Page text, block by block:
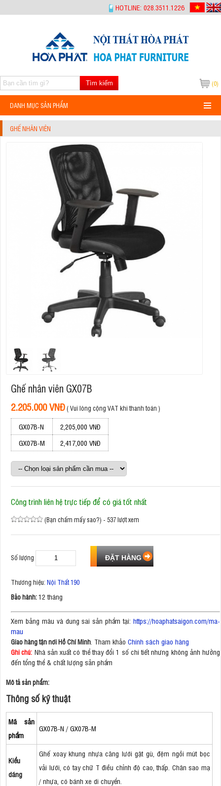
HOTLINE: 028.3511.1226
(0)
Tìm kiếm
DANH MỤC SẢN PHẨM
GHẾ NHÂN VIÊN
Ghế nhân viên GX07B
2.205.000 VNĐ( Vui lòng cộng VAT khi thanh toán )
GX07B-N
2,205,000 VNĐ
GX07B-M
2,417,000 VNĐ
Công trình liên hệ trực tiếp để có giá tốt nhất
(Bạn chấm mấy sao?) - 537 lượt xem
Số lượng
Thương hiệu: Nội Thất 190
Bảo hành:12 tháng
Xem bảng màu và dung sai sản phẩm tại: https://hoaphatsaigon.com/ma-
mau
Giao hàng tận nơi Hồ Chí Minh . Tham khảo Chính sách giao hàng
Ghi chú: Nhà sản xuất có thể thay đổi 1 số chi tiết nhưng không ảnh hưởng
đến tổng thể & chất lượng sản phẩm
Mô tả sản phẩm:
Thông số kỹ thuật
Mã sản
phẩm
GX07B-N / GX07B-M
Kiểu
dáng
Ghế xoay khung nhựa căng lưới gật gù, đệm ngồi mút bọc
vải lưới, có tay chữ T điều chỉnh độ cao, thấp. Chân sao mạ
/ nhựa, có bánh xe di chuyển.